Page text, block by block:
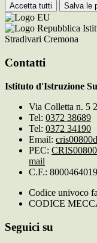
Accetta tutti Salva le
Stradivari Cremona
Contatti
Istituto d'Istruzione
Via Colletta n. 5
Tel: 0372 38689
Tel: 0372 34190
Email:
PEC:
mail
C.F.:
Codice univoco
CODICE
Seguici su